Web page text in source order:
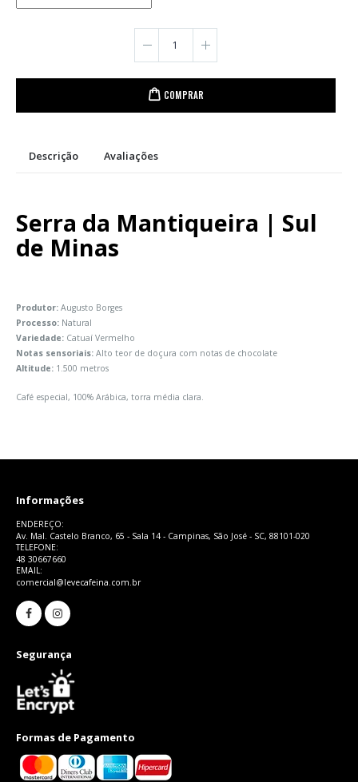
COMPRAR
Descrição Avaliações
Serra da Mantiqueira | Sul
de Minas
Produtor: Augusto Borges
Processo: Natural
Variedade: Catuaí Vermelho
Notas sensoriais: Alto teor de doçura com notas de chocolate
Altitude: 1.500 metros
Café especial, 100% Arábica, torra média clara.
Informações
ENDEREÇO:
Av. Mal. Castelo Branco, 65 - Sala 14 - Campinas, São José - SC, 88101-020
TELEFONE:
48 30667660
EMAIL:
comercial@levecafeina.com.br
Segurança
Formas de Pagamento